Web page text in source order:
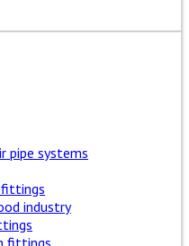
pipe systems
fittings
industry